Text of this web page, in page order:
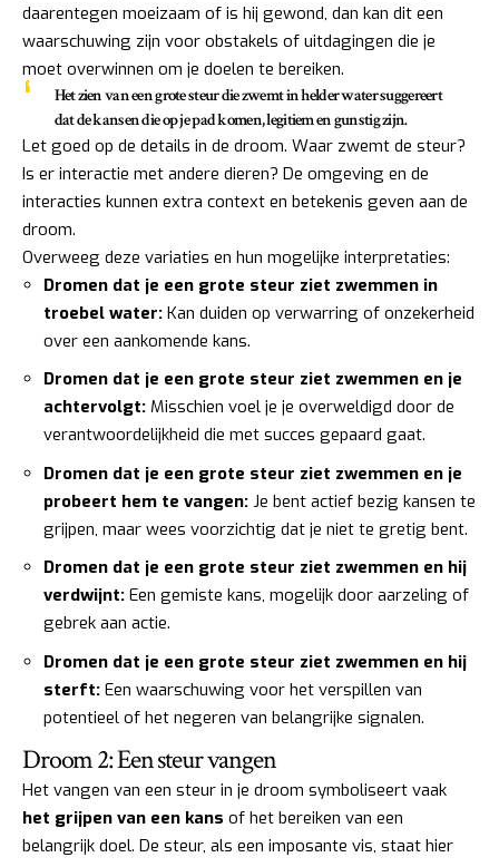
daarentegen moeizaam of is hij gewond, dan kan dit een
waarschuwing zijn voor obstakels of uitdagingen die je
moet overwinnen om je doelen te bereiken.
Het zien van een grote steur die zwemt in helder water suggereert
dat de kansen die op je pad komen, legitiem en gunstig zijn.
Let goed op de details in de droom. Waar zwemt de steur?
Is er interactie met andere dieren? De omgeving en de
interacties kunnen extra context en betekenis geven aan de
droom.
Overweeg deze variaties en hun mogelijke interpretaties:
Dromen dat je een grote steur ziet zwemmen in
troebel water: Kan duiden op verwarring of onzekerheid
over een aankomende kans.
Dromen dat je een grote steur ziet zwemmen en je
achtervolgt: Misschien voel je je overweldigd door de
verantwoordelijkheid die met succes gepaard gaat.
Dromen dat je een grote steur ziet zwemmen en je
probeert hem te vangen: Je bent actief bezig kansen te
grijpen, maar wees voorzichtig dat je niet te gretig bent.
Dromen dat je een grote steur ziet zwemmen en hij
verdwijnt: Een gemiste kans, mogelijk door aarzeling of
gebrek aan actie.
Dromen dat je een grote steur ziet zwemmen en hij
sterft: Een waarschuwing voor het verspillen van
potentieel of het negeren van belangrijke signalen.
Droom 2: Een steur vangen
Het vangen van een steur in je droom symboliseert vaak
het grijpen van een kans of het bereiken van een
belangrijk doel. De steur, als een imposante vis, staat hier